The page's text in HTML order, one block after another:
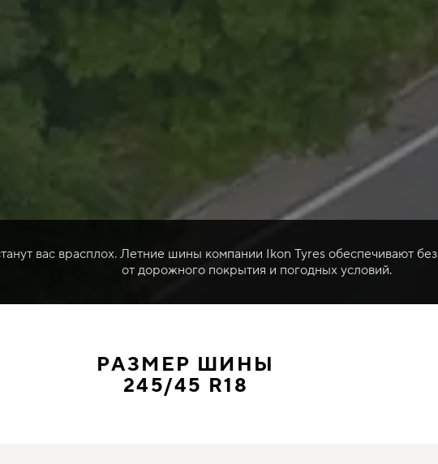
вас врасплох. Летние шины компании Ikon Tyres обеспечивают
от дорожного покрытия и погодных условий.
РАЗМЕР ШИНЫ
245/45 R18